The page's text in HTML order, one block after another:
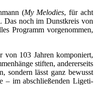
(My Melodies, für acht
Das noch im Dunstkreis von
Programm vorgenommen,
von 103 Jahren komponiert,
stiften, andererseits
sondern lässt ganz bewusst
– im abschließenden Ligeti-